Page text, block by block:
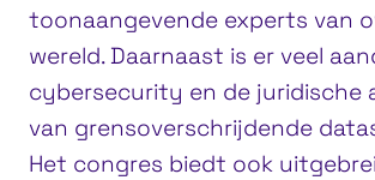
toonaangevende experts van
wereld. Daarnaast is er veel
cybersecurity en de juridische
van grensoverschrijdende
Het congres biedt ook